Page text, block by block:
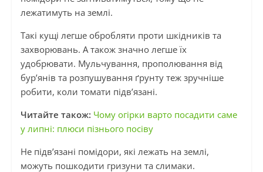
лежатимуть на землі.
Такі кущі легше обробляти проти шкідників та
захворювань. А також значно легше їх
удобрювати. Мульчування, прополювання від
бур’янів та розпушування ґрунту теж зручніше
робити, коли томати підв’язані.
Читайте також: Чому огірки варто посадити саме
у липні: плюси пізнього посіву
Не підв’язані помідори, які лежать на землі,
можуть пошкодити гризуни та слимаки.